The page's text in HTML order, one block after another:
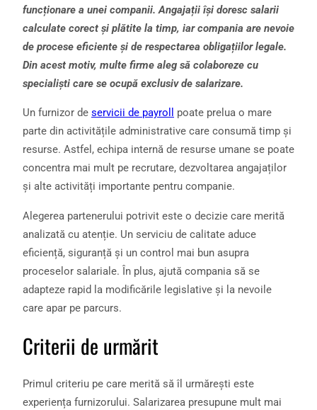
funcționare a unei companii. Angajații își doresc salarii
calculate corect și plătite la timp, iar compania are nevoie
de procese eficiente și de respectarea obligațiilor legale.
Din acest motiv, multe firme aleg să colaboreze cu
specialiști care se ocupă exclusiv de salarizare.
Un furnizor de servicii de payroll
poate prelua o mare
parte din activitățile administrative care consumă timp și
resurse. Astfel, echipa internă de resurse umane se poate
concentra mai mult pe recrutare, dezvoltarea angajaților
și alte activități importante pentru companie.
Alegerea partenerului potrivit este o decizie care merită
analizată cu atenție. Un serviciu de calitate aduce
eficiență, siguranță și un control mai bun asupra
proceselor salariale. În plus, ajută compania să se
adapteze rapid la modificările legislative și la nevoile
care apar pe parcurs.
Criterii de urmărit
Primul criteriu pe care merită să îl urmărești este
experiența furnizorului. Salarizarea presupune mult mai